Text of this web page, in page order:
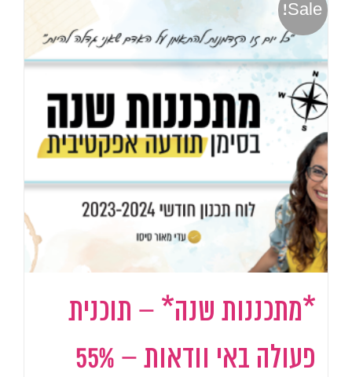
Sale!
*מתכננות שנה* – תוכנית
פעולה באי וודאות – 55%